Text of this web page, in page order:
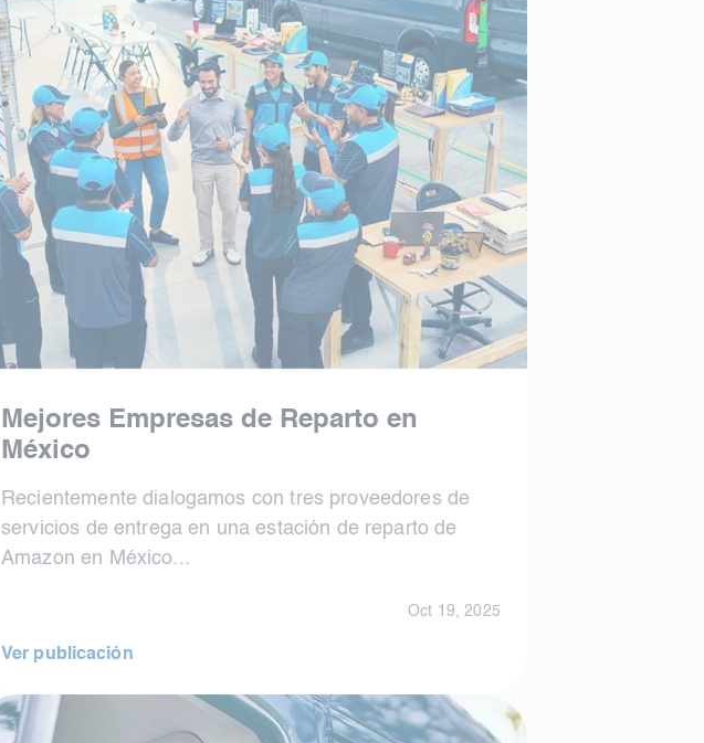
Mejores Empresas de Reparto en
México
Recientemente dialogamos con tres proveedores de
servicios de entrega en una estación de reparto de
Amazon en México...
Oct 19, 2025
Ver publicación